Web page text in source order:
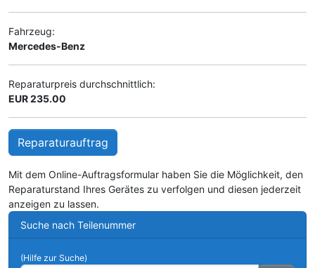
Fahrzeug:
Mercedes-Benz
Reparaturpreis durchschnittlich:
EUR 235.00
Reparaturauftrag
Mit dem Online-Auftragsformular haben Sie die Möglichkeit, den
Reparaturstand Ihres Gerätes zu verfolgen und diesen jederzeit
anzeigen zu lassen.
Suche nach Teilenummer
(Hilfe zur Suche)